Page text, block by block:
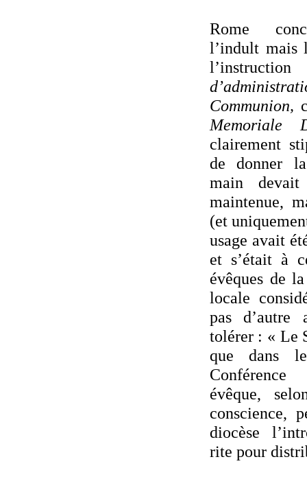
Rome
l’indult
Communion,
Memoriale
clairement
de donner
main devait
maintenue,
(et
usage avait
et s’était à
évêques de
locale
pas d’autre
tolérer : « Le
que dans
évêque,
conscience,
diocèse
rite pour